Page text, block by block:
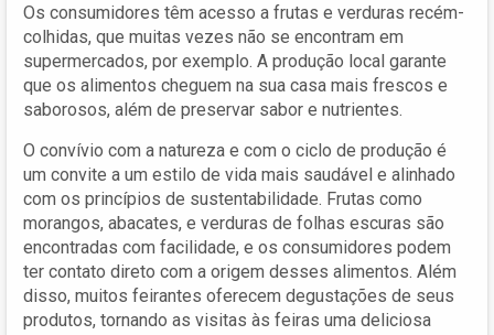
Os consumidores têm acesso a frutas e verduras recém-
colhidas, que muitas vezes não se encontram em
supermercados, por exemplo. A produção local garante
que os alimentos cheguem na sua casa mais frescos e
saborosos, além de preservar sabor e nutrientes.
O convívio com a natureza e com o ciclo de produção é
um convite a um estilo de vida mais saudável e alinhado
com os princípios de sustentabilidade. Frutas como
morangos, abacates, e verduras de folhas escuras são
encontradas com facilidade, e os consumidores podem
ter contato direto com a origem desses alimentos. Além
disso, muitos feirantes oferecem degustações de seus
produtos, tornando as visitas às feiras uma deliciosa